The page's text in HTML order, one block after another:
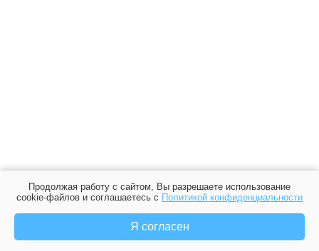
Продолжая работу с сайтом, Вы разрешаете использование
cookie-файлов и соглашаетесь с Политикой конфиденциальности
Я согласен